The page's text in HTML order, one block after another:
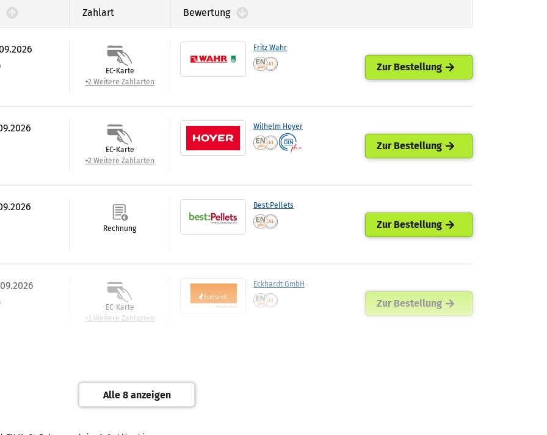
Zahlart Bewertung
Fritz Wahr
EC-Karte
+2 Weitere Zahlarten
Zur Bestellung
Wilhelm Hoyer
EC-Karte
+2 Weitere Zahlarten
Zur Bestellung
Best:Pellets
Rechnung Zur Bestellung
Eckhardt GmbH
EC-Karte
+3 Weitere Zahlarten
Zur Bestellung
+2 Weitere Zahlarten
Alle 8 anzeigen